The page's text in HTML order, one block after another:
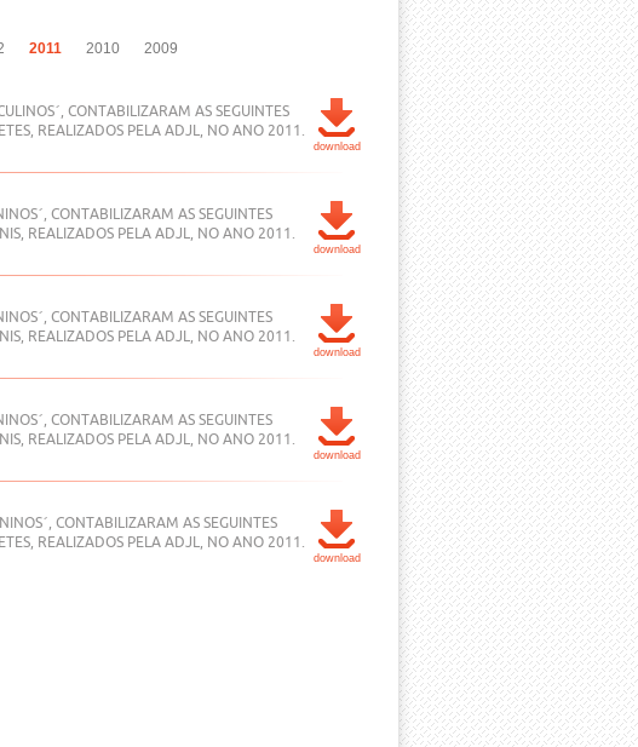
2011 2010 2009
CONTABILIZARAM AS SEGUINTES
REALIZADOS PELA ADJL, NO ANO 2011.
download
CONTABILIZARAM AS SEGUINTES
REALIZADOS PELA ADJL, NO ANO 2011.
download
CONTABILIZARAM AS SEGUINTES
REALIZADOS PELA ADJL, NO ANO 2011.
download
CONTABILIZARAM AS SEGUINTES
REALIZADOS PELA ADJL, NO ANO 2011.
download
CONTABILIZARAM AS SEGUINTES
REALIZADOS PELA ADJL, NO ANO 2011.
download